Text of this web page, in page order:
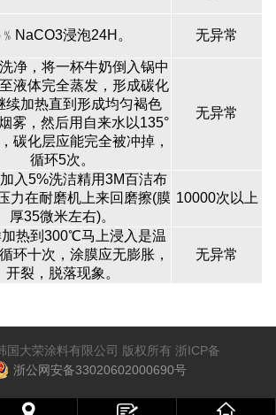
浸泡24H。 无异常
净，将一杯牛奶倒入锅中
液体完全蒸发，形成碳化
续加热直到形成均匀褐色
雾，然后用自来水以135°
碳化层应能完全被冲掉，
循环5次。
无异常
入5%洗洁精用3M百洁布
力在耐磨机上来回磨擦(膜
厚35微米左右)。
10000次以上
热到300℃马上浸入是温
环十次，涂膜应无膨胀，
开裂，脱落现象。
无异常
国大荣涂料有限公司 版权所有 浙ICP备
浙公网安备33020602000690号